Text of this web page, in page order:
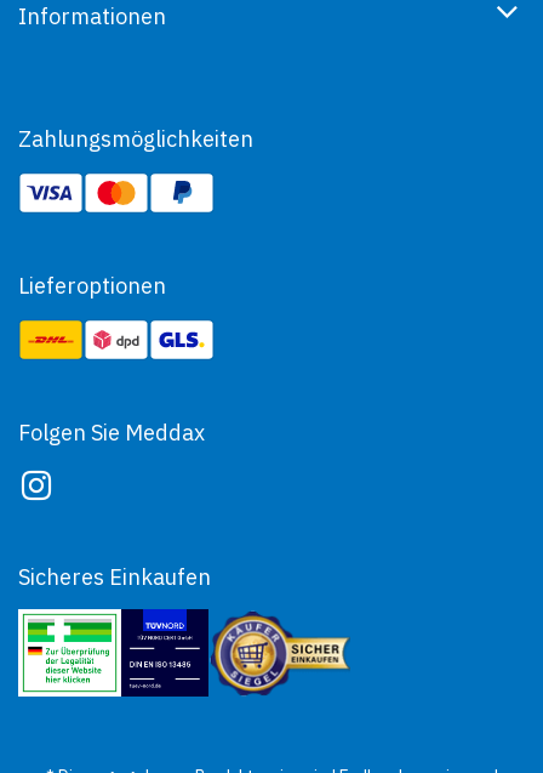
Informationen
Zahlungsmöglichkeiten
Lieferoptionen
Folgen Sie Meddax
Sicheres Einkaufen